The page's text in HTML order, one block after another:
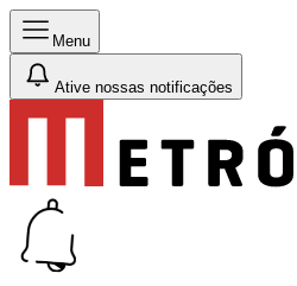
Menu
Ative nossas notificações